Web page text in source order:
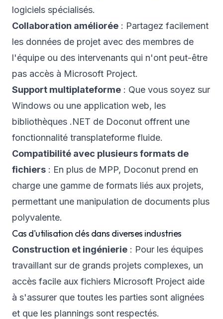
logiciels spécialisés.
Collaboration améliorée : Partagez facilement
les données de projet avec des membres de
l'équipe ou des intervenants qui n'ont peut-être
pas accès à Microsoft Project.
Support multiplateforme : Que vous soyez sur
Windows ou une application web, les
bibliothèques .NET de Doconut offrent une
fonctionnalité transplateforme fluide.
Compatibilité avec plusieurs formats de
fichiers : En plus de MPP, Doconut prend en
charge une gamme de formats liés aux projets,
permettant une manipulation de documents plus
polyvalente.
Cas d'utilisation clés dans diverses industries
Construction et ingénierie : Pour les équipes
travaillant sur de grands projets complexes, un
accès facile aux fichiers Microsoft Project aide
à s'assurer que toutes les parties sont alignées
et que les plannings sont respectés.